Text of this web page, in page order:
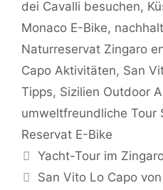
dei Cavalli besuchen,
Monaco E-Bike,
Naturreservat Zingaro
Capo Aktivitäten, San
Tipps, Sizilien Outdoor
umweltfreundliche Tour
Reservat E-Bike
Yacht-Tour im
San Vito Lo Capo